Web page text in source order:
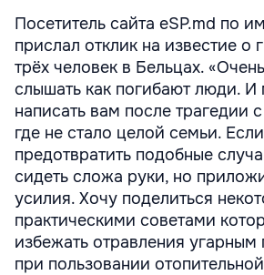
Посетитель сайта eSP.md по
прислал отклик на известие о
трёх человек в Бельцах.
слышать как погибают люди. И
написать вам после трагедии
где не стало целой семьи.
предотвратить подобные
сидеть сложа руки, но
усилия. Хочу поделиться
практическими советами
избежать отравления
при пользовании